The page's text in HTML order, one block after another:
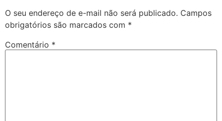
O seu endereço de e-mail não será publicado. Campos
obrigatórios são marcados com *
Comentário *